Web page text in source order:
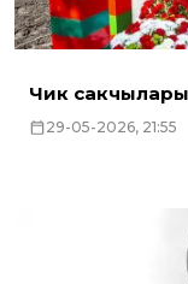
Чик
29-05-2026, 21:55